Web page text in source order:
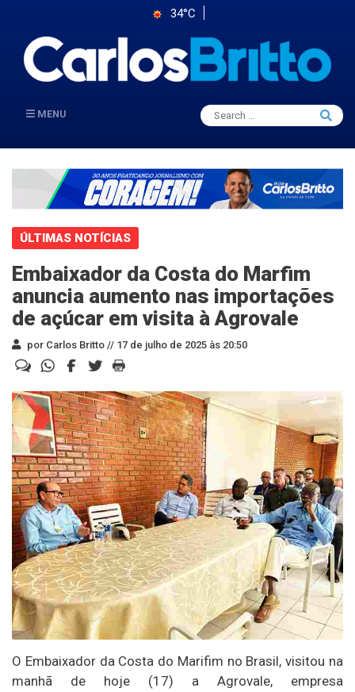
34°C
MENU
Search
for:
Search
ÚLTIMAS NOTÍCIAS
Embaixador da Costa do Marfim
anuncia aumento nas importações
de açúcar em visita à Agrovale
por Carlos Britto // 17 de julho de 2025 às 20:50
O Embaixador da Costa do Marifim no Brasil, visitou na
manhã de hoje (17) a Agrovale, empresa